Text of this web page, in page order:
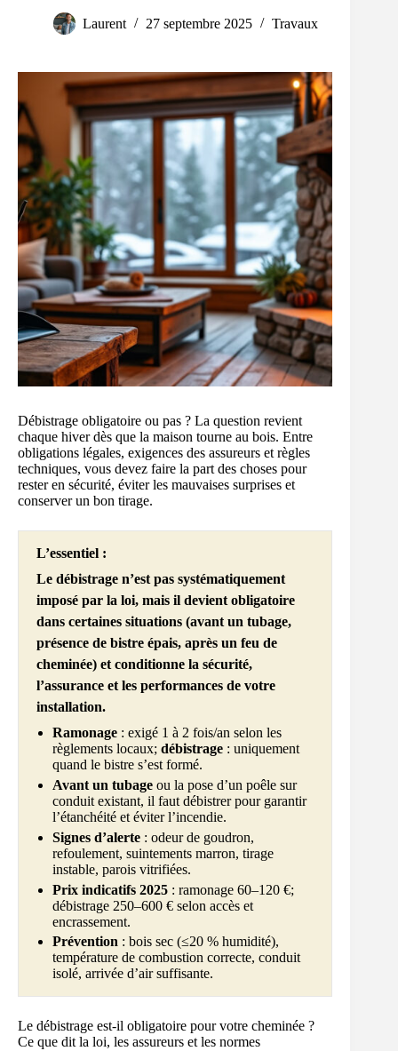
Laurent 27 septembre 2025 Travaux
Débistrage obligatoire ou pas ? La question revient
chaque hiver dès que la maison tourne au bois. Entre
obligations légales, exigences des assureurs et règles
techniques, vous devez faire la part des choses pour
rester en sécurité, éviter les mauvaises surprises et
conserver un bon tirage.
L’essentiel :
Le débistrage n’est pas systématiquement
imposé par la loi, mais il devient obligatoire
dans certaines situations (avant un tubage,
présence de bistre épais, après un feu de
cheminée) et conditionne la sécurité,
l’assurance et les performances de votre
installation.
Ramonage: exigé 1 à 2 fois/an selon les
règlements locaux; débistrage: uniquement
quand le bistre s’est formé.
Avant un tubageou la pose d’un poêle sur
conduit existant, il faut débistrer pour garantir
l’étanchéité et éviter l’incendie.
Signes d’alerte: odeur de goudron,
refoulement, suintements marron, tirage
instable, parois vitrifiées.
Prix indicatifs 2025: ramonage 60–120 €;
débistrage 250–600 € selon accès et
encrassement.
Prévention: bois sec (≤20 % humidité),
température de combustion correcte, conduit
isolé, arrivée d’air suffisante.
Le débistrage est-il obligatoire pour votre cheminée ?
Ce que dit la loi, les assureurs et les normes